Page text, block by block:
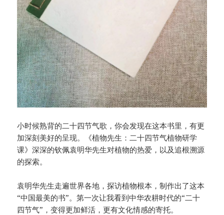
小时候熟背的二十四节气歌，你会发现在这本书里，有更
加深刻美好的呈现。《植物先生：二十四节气植物研学
课》深深的钦佩袁明华先生对植物的热爱，以及追根溯源
的探索。
袁明华先生走遍世界各地，探访植物根本，制作出了这本
“中国最美的书”。第一次让我看到中华农耕时代的“二十
四节气”，变得更加鲜活，更有文化情感的寄托。